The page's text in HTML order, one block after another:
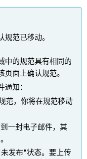
范已移动。
中的规范具有相同的
面上确认规范。
知：
范，你将在规范移动
一封电子邮件，其
发布"状态。要上传